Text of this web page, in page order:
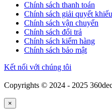
Chính sách thanh toán
Chính sách giải quyết
Chính sách vận chuyển
Chính sách đổi trả
Chính sách kiểm hàng
Chính sách bảo mật
Kết nối với chúng tôi
Copyrights © 2024 - 2025
×